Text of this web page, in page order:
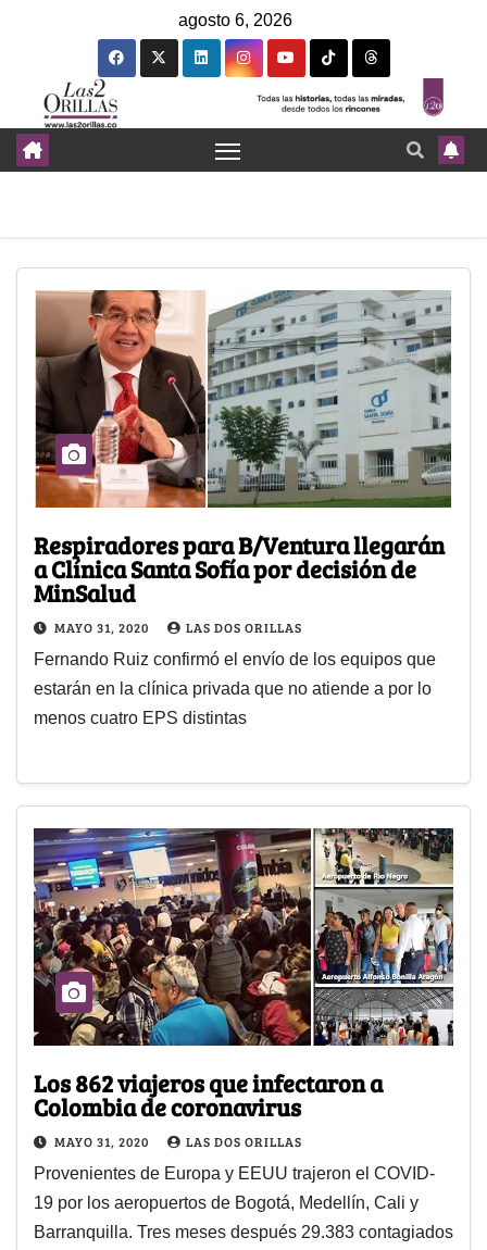
agosto 6, 2026
Respiradores para B/Ventura llegarán
a Clínica Santa Sofía por decisión de
MinSalud
MAYO 31, 2020 LAS DOS ORILLAS
Fernando Ruiz confirmó el envío de los equipos que
estarán en la clínica privada que no atiende a por lo
menos cuatro EPS distintas
Los 862 viajeros que infectaron a
Colombia de coronavirus
MAYO 31, 2020 LAS DOS ORILLAS
Provenientes de Europa y EEUU trajeron el COVID-
19 por los aeropuertos de Bogotá, Medellín, Cali y
Barranquilla. Tres meses después 29.383 contagiados